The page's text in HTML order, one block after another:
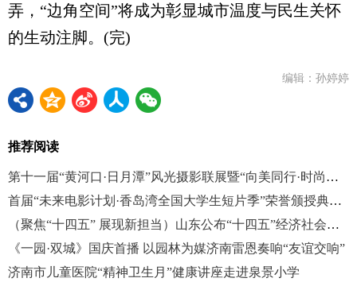
弄，“边角空间”将成为彰显城市温度与民生关怀
的生动注脚。(完)
编辑：孙婷婷
推荐阅读
第十一届“黄河口·日月潭”风光摄影联展暨“向美同行·时尚新生”海峡两岸青年时尚季活动启动
首届“未来电影计划·香岛湾全国大学生短片季”荣誉颁授典礼在烟台举行
（聚焦“十四五” 展现新担当）山东公布“十四五”经济社会发展“成绩单”
《一园·双城》国庆首播 以园林为媒济南雷恩奏响“友谊交响”
济南市儿童医院“精神卫生月”健康讲座走进泉景小学